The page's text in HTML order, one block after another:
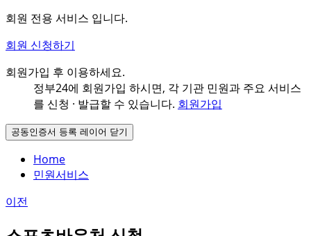
회원 전용 서비스 입니다.
회원 신청하기
회원가입 후 이용하세요.
정부24에 회원가입 하시면, 각 기관 민원과 주요 서비스
를 신청 · 발급할 수 있습니다. 회원가입
공동인증서 등록 레이어 닫기
Home
민원서비스
이전